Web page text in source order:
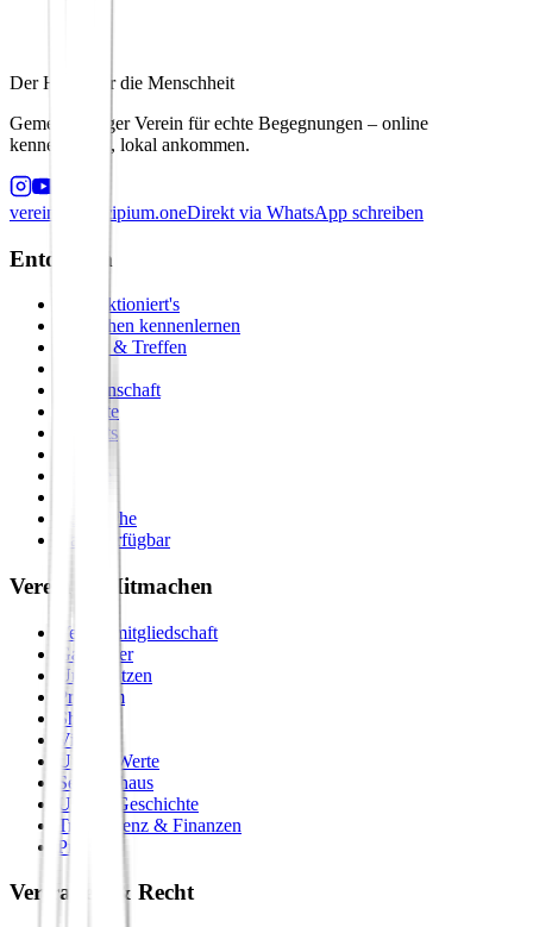
Der Hafen für die Menschheit
Gemeinnütziger Verein für echte Begegnungen – online
kennenlernen, lokal ankommen.
verein@principium.oneDirekt via WhatsApp schreiben
Entdecken
So funktioniert's
Menschen kennenlernen
Events & Treffen
Gemeinschaft
Formate
Retreats
Vergleiche
Bald verfügbar
Verein & Mitmachen
Vereinsmitgliedschaft
Gastgeber
Unterstützen
Premium
Shop
Vision
Unsere Werte
Seminarhaus
Unsere Geschichte
Transparenz & Finanzen
Presse
Vertrauen & Recht